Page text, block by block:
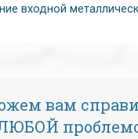
входной
вам